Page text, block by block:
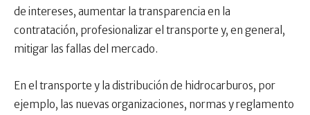
de intereses, aumentar la transparencia en la
contratación, profesionalizar el transporte y, en general,
mitigar las fallas del mercado.
En el transporte y la distribución de hidrocarburos, por
ejemplo, las nuevas organizaciones, normas y reglamento